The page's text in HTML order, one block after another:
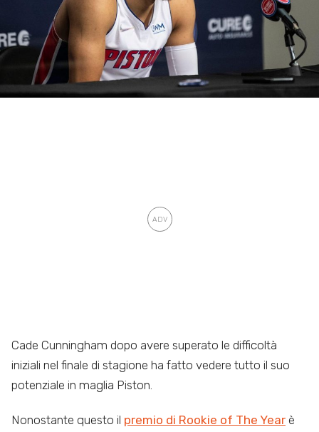
Cade Cunningham dopo avere superato le difficoltà
iniziali nel finale di stagione ha fatto vedere tutto il suo
potenziale in maglia Piston.
Nonostante questo il premio di Rookie of The Year è